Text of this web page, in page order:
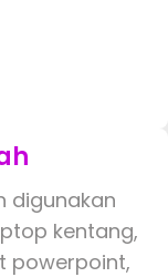
digunakan
kentang,
powerpoint,